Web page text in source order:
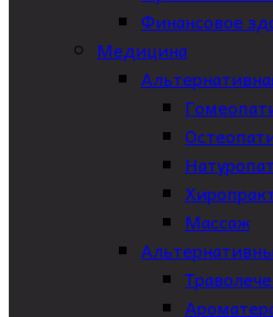
Финансовое
Медицина
Массаж